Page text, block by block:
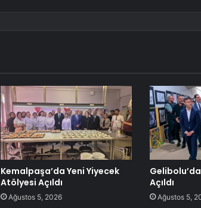
Kemalpaşa’da Yeni Yiyecek
Atölyesi Açıldı
Ağustos 5, 2026
Açıldı
Ağustos 5,